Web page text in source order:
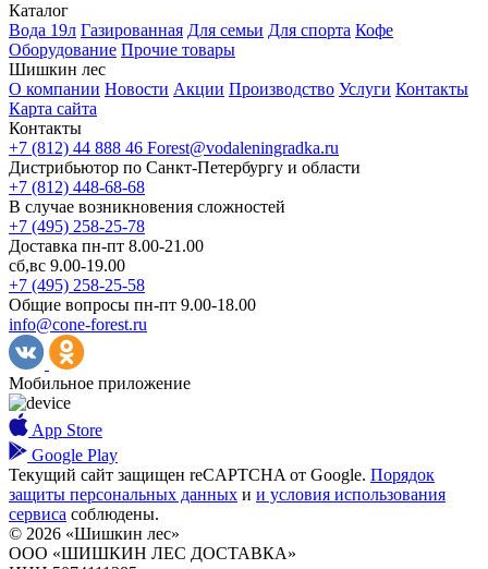
Каталог
Вода 19л Газированная Для семьи Для спорта Кофе
Оборудование Прочие товары
Шишкин лес
О компании Новости Акции Производство Услуги Контакты
Карта сайта
Контакты
+7 (812) 44 888 46 Forest@vodaleningradka.ru
Дистрибьютор по Санкт-Петербургу и области
+7 (812) 448-68-68
В случае возникновения сложностей
+7 (495) 258-25-78
Доставка пн-пт 8.00-21.00
сб,вс 9.00-19.00
+7 (495) 258-25-58
Общие вопросы пн-пт 9.00-18.00
info@cone-forest.ru
Мобильное приложение
App Store
Google Play
Текущий сайт защищен reCAPTCHA от Google. Порядок
защиты персональных данных и и условия использования
сервиса соблюдены.
© 2026 «Шишкин лес»
ООО «ШИШКИН ЛЕС ДОСТАВКА»